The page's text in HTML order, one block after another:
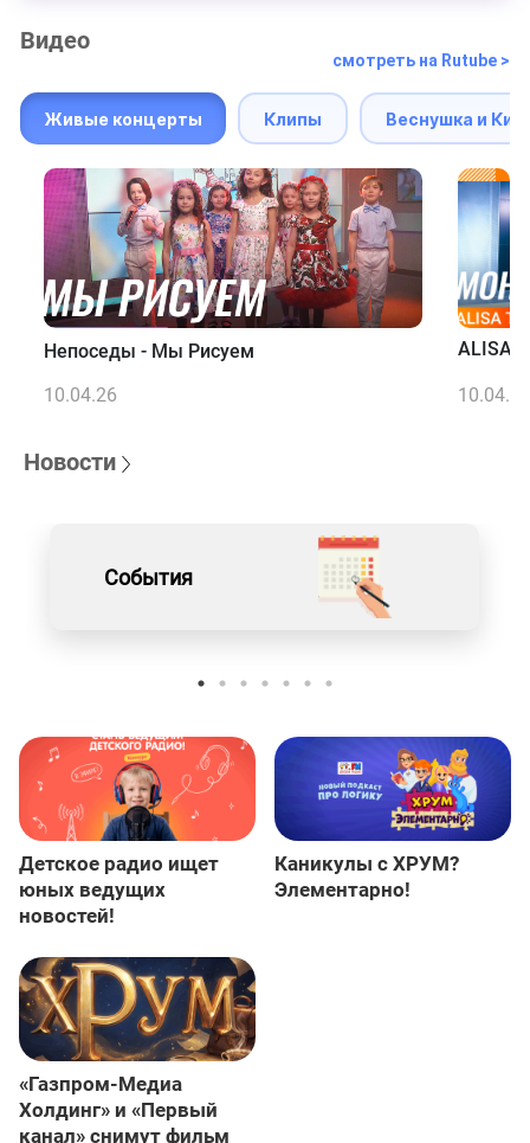
Видео
смотреть на Rutube >
Живые концерты Клипы Веснушка и
Непоседы - Мы Рисуем
10.04.26
ALISA
10.04.26
Новости
События
Детское радио ищет
юных ведущих
новостей!
Каникулы с ХРУМ?
Элементарно!
«Газпром-Медиа
Холдинг» и «Первый
канал» снимут фильм